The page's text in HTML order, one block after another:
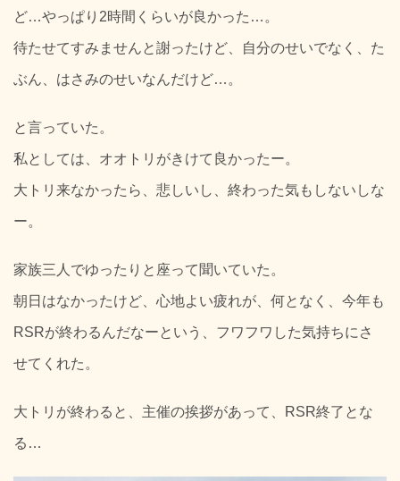
ど…やっぱり2時間くらいが良かった…。
待たせてすみませんと謝ったけど、自分のせいでなく、た
ぶん、はさみのせいなんだけど…。
と言っていた。
私としては、オオトリがきけて良かったー。
大トリ来なかったら、悲しいし、終わった気もしないしな
ー。
家族三人でゆったりと座って聞いていた。
朝日はなかったけど、心地よい疲れが、何となく、今年も
RSRが終わるんだなーという、フワフワした気持ちにさ
せてくれた。
大トリが終わると、主催の挨拶があって、RSR終了とな
る…